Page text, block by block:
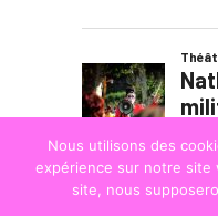
Nous utilisons des
expérience sur notre site
site, nous